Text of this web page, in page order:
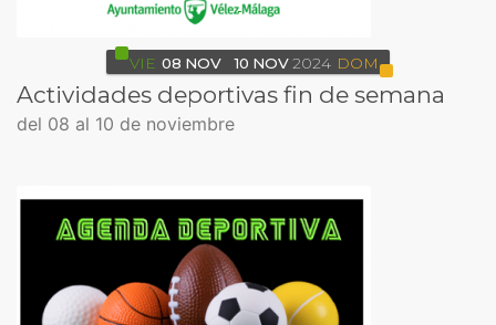
VIE 08 NOV 10 NOV2024 DOM
Actividades deportivas fin de semana
del 08 al 10 de noviembre